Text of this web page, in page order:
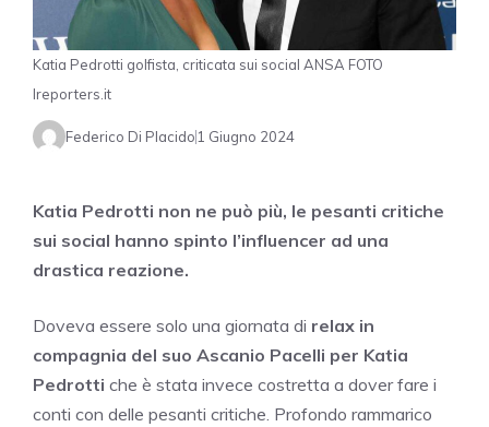
Katia Pedrotti golfista, criticata sui social ANSA FOTO
Ireporters.it
Federico Di Placido 1 Giugno 2024
Katia Pedrotti non ne può più, le pesanti critiche
sui social hanno spinto l’influencer ad una
drastica reazione.
Doveva essere solo una giornata di relax in
compagnia del suo Ascanio Pacelli per Katia
Pedrotti che è stata invece costretta a dover fare i
conti con delle pesanti critiche. Profondo rammarico